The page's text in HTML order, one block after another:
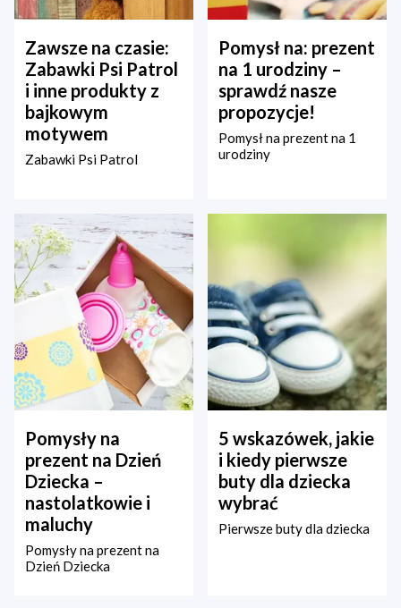
Zawsze na czasie:
Zabawki Psi Patrol
i inne produkty z
bajkowym
motywem
Zabawki Psi Patrol
Pomysł na: prezent
na 1 urodziny –
sprawdź nasze
propozycje!
Pomysł na prezent na 1
urodziny
Pomysły na
prezent na Dzień
Dziecka –
nastolatkowie i
maluchy
Pomysły na prezent na
Dzień Dziecka
5 wskazówek, jakie
i kiedy pierwsze
buty dla dziecka
wybrać
Pierwsze buty dla dziecka